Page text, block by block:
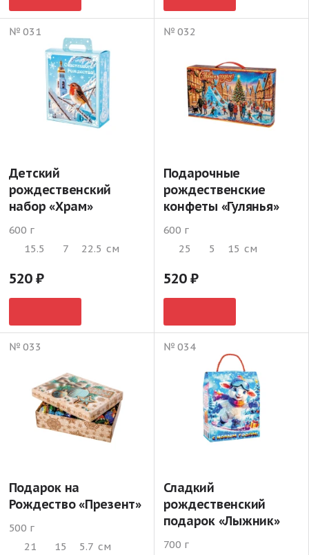
№ 031
Детский
рождественский
набор «Храм»
600 г
15.5
7 22.5 см
520
№ 032
Подарочные
рождественские
конфеты «Гулянья»
600 г
25
5 15 см
520
№ 033
Подарок на
Рождество «Презент»
500 г
21
15 5.7 см
№ 034
Сладкий
рождественский
подарок «Лыжник»
700 г